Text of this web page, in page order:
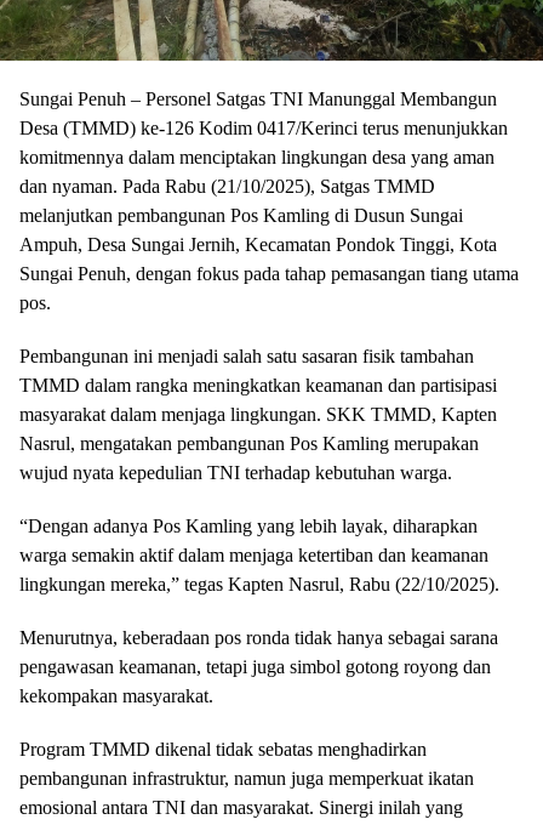
Sungai Penuh – Personel Satgas TNI Manunggal Membangun
Desa (TMMD) ke-126 Kodim 0417/Kerinci terus menunjukkan
komitmennya dalam menciptakan lingkungan desa yang aman
dan nyaman. Pada Rabu (21/10/2025), Satgas TMMD
melanjutkan pembangunan Pos Kamling di Dusun Sungai
Ampuh, Desa Sungai Jernih, Kecamatan Pondok Tinggi, Kota
Sungai Penuh, dengan fokus pada tahap pemasangan tiang utama
pos.
Pembangunan ini menjadi salah satu sasaran fisik tambahan
TMMD dalam rangka meningkatkan keamanan dan partisipasi
masyarakat dalam menjaga lingkungan. SKK TMMD, Kapten
Nasrul, mengatakan pembangunan Pos Kamling merupakan
wujud nyata kepedulian TNI terhadap kebutuhan warga.
“Dengan adanya Pos Kamling yang lebih layak, diharapkan
warga semakin aktif dalam menjaga ketertiban dan keamanan
lingkungan mereka,” tegas Kapten Nasrul, Rabu (22/10/2025).
Menurutnya, keberadaan pos ronda tidak hanya sebagai sarana
pengawasan keamanan, tetapi juga simbol gotong royong dan
kekompakan masyarakat.
Program TMMD dikenal tidak sebatas menghadirkan
pembangunan infrastruktur, namun juga memperkuat ikatan
emosional antara TNI dan masyarakat. Sinergi inilah yang